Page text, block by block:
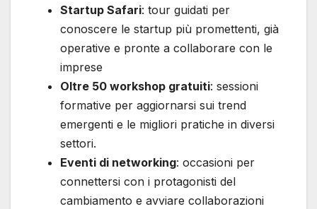
Startup Safari: tour guidati per
conoscere le startup più promettenti, già
operative e pronte a collaborare con le
imprese
Oltre 50 workshop gratuiti: sessioni
formative per aggiornarsi sui trend
emergenti e le migliori pratiche in diversi
settori.
Eventi di networking: occasioni per
connettersi con i protagonisti del
cambiamento e avviare collaborazioni